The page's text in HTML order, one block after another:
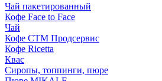
Чай пакетированный
Кофе Face to Face
Чай
Кофе СТМ Продсервис
Кофе Ricetta
Квас
Сиропы, топпинги, пюре